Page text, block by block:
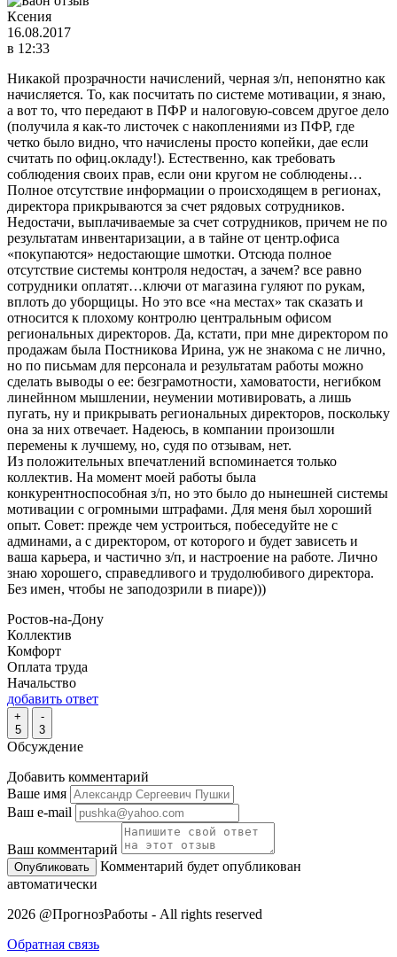
Ксения
16.08.2017
в 12:33
Никакой прозрачности начислений, черная з/п, непонятно как
начисляется. То, как посчитать по системе мотивации, я знаю,
а вот то, что передают в ПФР и налоговую-совсем другое дело
(получила я как-то листочек с накоплениями из ПФР, где
четко было видно, что начислены просто копейки, дае если
считать по офиц.окладу!). Естественно, как требовать
соблюдения своих прав, если они кругом не соблюдены…
Полное отсутствие информации о происходящем в регионах,
директора прикрываются за счет рядовых сотрудников.
Недостачи, выплачиваемые за счет сотрудников, причем не по
результатам инвентаризации, а в тайне от центр.офиса
«покупаются» недостающие шмотки. Отсюда полное
отсутствие системы контроля недостач, а зачем? все равно
сотрудники оплатят…ключи от магазина гуляют по рукам,
вплоть до уборщицы. Но это все «на местах» так сказать и
относится к плохому контролю центральным офисом
региональных директоров. Да, кстати, при мне директором по
продажам была Постникова Ирина, уж не знакома с не лично,
но по письмам для персонала и результатам работы можно
сделать выводы о ее: безграмотности, хамоватости, негибком
линейнном мышлении, неумении мотивировать, а лишь
пугать, ну и прикрывать региональных директоров, поскольку
она за них отвечает. Надеюсь, в компании произошли
перемены к лучшему, но, судя по отзывам, нет.
Из положительных впечатлений вспоминается только
коллектив. На момент моей работы была
конкурентноспособная з/п, но это было до нынешней системы
мотивации с огромными штрафами. Для меня был хороший
опыт. Совет: прежде чем устроиться, побеседуйте не с
админами, а с директором, от которого и будет зависеть и
ваша карьера, и частично з/п, и настроение на работе. Лично
знаю хорошего, справедливого и трудолюбивого директора.
Без имен, чтобы не заподозрили в пиаре)))
Ростов-на-Дону
Коллектив
Комфорт
Оплата труда
Начальство
добавить ответ
+
5
-
3
Обсуждение
Добавить комментарий
Ваше имя
Ваш e-mail
Ваш комментарий
Комментарий будет опубликован
автоматически
2026 @ПрогнозРаботы - All rights reserved
Обратная связь